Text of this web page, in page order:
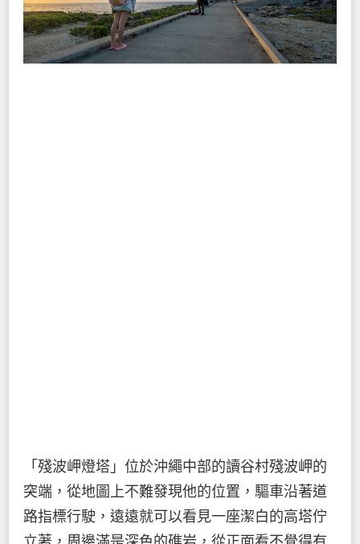
「殘波岬燈塔」位於沖繩中部的讀谷村殘波岬的
突端，從地圖上不難發現他的位置，驅車沿著道
路指標行駛，遠遠就可以看見一座潔白的高塔佇